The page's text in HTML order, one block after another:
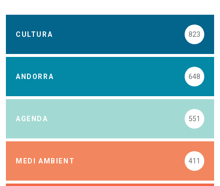
CULTURA 823
ANDORRA 648
AGENDA 551
MEDI AMBIENT 411